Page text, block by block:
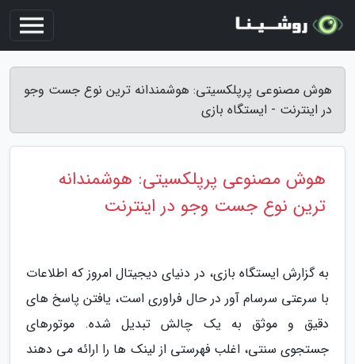
هوش مصنوعی پرپلکسیتی: هوشمندانه ترین نوع جست وجو
در اینترنت - ایستگاه بازی
هوش مصنوعی پرپلکسیتی: هوشمندانه
ترین نوع جست وجو در اینترنت
به گزارش ایستگاه بازی، در دنیای دیجیتال امروز که اطلاعات
با سرعتی سرسام آور در حال فراوری است، یافتن پاسخ های
دقیق و موثق به یک چالش تبدیل شده. موتورهای
جستجوی سنتی، اغلب فهرستی از لینک ها را ارائه می دهند